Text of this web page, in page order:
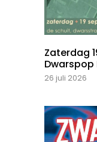
Zaterdag
Dwarspop
26 juli 2026